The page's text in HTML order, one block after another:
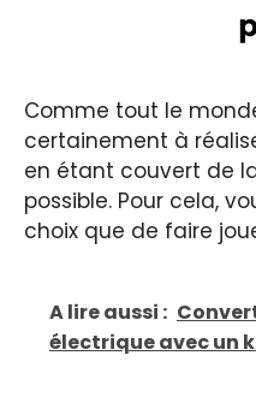
Comme tout le
certainement à
en étant couvert de
possible. Pour cela,
choix que de faire
A lire aussi :
électrique avec un